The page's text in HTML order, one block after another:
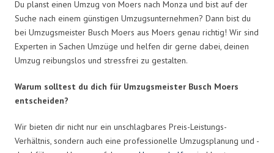
Du planst einen Umzug von Moers nach Monza und bist auf der
Suche nach einem günstigen Umzugsunternehmen? Dann bist du
bei Umzugsmeister Busch Moers aus Moers genau richtig! Wir sind
Experten in Sachen Umzüge und helfen dir gerne dabei, deinen
Umzug reibungslos und stressfrei zu gestalten.
Warum solltest du dich für Umzugsmeister Busch Moers
entscheiden?
Wir bieten dir nicht nur ein unschlagbares Preis-Leistungs-
Verhältnis, sondern auch eine professionelle Umzugsplanung und -